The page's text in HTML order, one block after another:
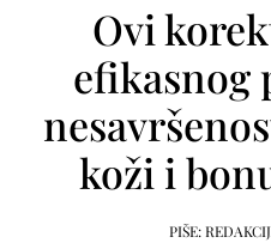
Ovi
koži i
PIŠE: